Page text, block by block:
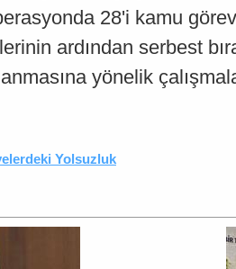
28'i kamu
ardından serbest
yönelik
Yolsuzluk